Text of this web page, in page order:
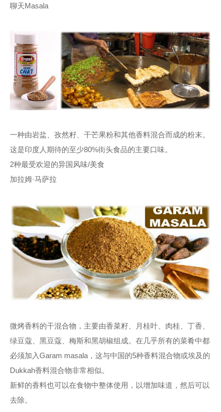
聊天Masala
一种由岩盐、孜然籽、干芒果粉和其他香料混合而成的粉末。
这是印度人期待的至少80%街头食品的主要口味。
2种最受欢迎的异国风味/美食
加拉姆·马萨拉
微烤香料的干混合物，主要由香菜籽、月桂叶、肉桂、丁香、
绿豆蔻、黑豆蔻、梅斯和黑胡椒组成。在几乎所有的菜肴中都
必须加入Garam masala，这与中国的5种香料混合物或埃及的
Dukkah香料混合物非常相似。
新鲜的香料也可以在食物中整体使用，以增加味道，然后可以
去除。